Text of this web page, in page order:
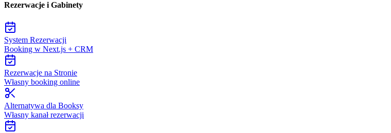
Rezerwacje i Gabinety
System Rezerwacji
Booking w Next.js + CRM
Rezerwacje na Stronie
Własny booking online
Alternatywa dla Booksy
Własny kanał rezerwacji